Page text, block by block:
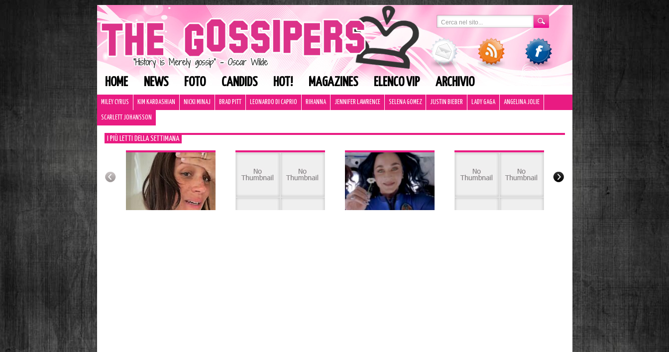
HOME NEWS FOTO CANDIDS HOT! MAGAZINES ELENCO VIP ARCHIVIO
MILEY CYRUS KIM KARDASHIAN NICKI MINAJ BRAD PITT LEONARDO DI CAPRIO RIHANNA JENNIFER LAWRENCE SELENA GOMEZ JUSTIN BIEBER LADY GAGA ANGELINA JOLIE
SCARLETT JOHANSSON
I PIÙ LETTI DELLA SETTIMANA